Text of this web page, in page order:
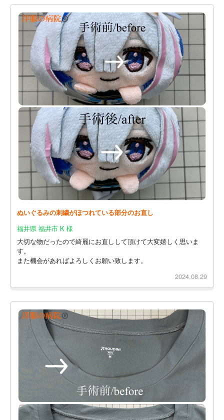
ぬいぐるみの刺繍がほつれている部分のお直し
福井県 福井市 K 様
大切な物だったので綺麗にお直しして頂けて大変嬉しく思いま
す。
また機会があればよろしくお願い致します。
2024.08.29